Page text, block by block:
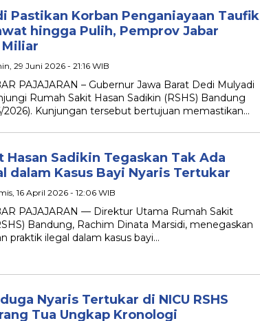
Pastikan Korban Penganiayaan Taufik
hingga Pulih, Pemprov Jabar
Miliar
29 Juni 2026 - 21:16 WIB
PAJAJARAN – Gubernur Jawa Barat Dedi Mulyadi
Rumah Sakit Hasan Sadikin (RSHS) Bandung
2026). Kunjungan tersebut bertujuan memastikan…
Hasan Sadikin Tegaskan Tak Ada
dalam Kasus Bayi Nyaris Tertukar
16 April 2026 - 12:06 WIB
PAJAJARAN — Direktur Utama Rumah Sakit
Bandung, Rachim Dinata Marsidi, menegaskan
praktik ilegal dalam kasus bayi…
Nyaris Tertukar di NICU RSHS
Tua Ungkap Kronologi